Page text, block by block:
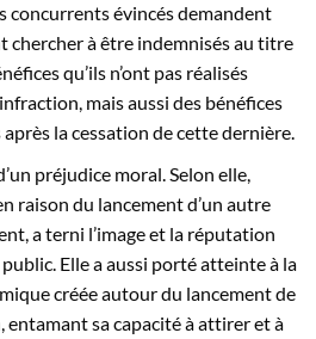
concurrents évincés demandent
chercher à être indemnisés au titre
qu’ils n’ont pas réalisés
mais aussi des bénéfices
la cessation de cette dernière.
préjudice moral. Selon elle,
raison du lancement d’un autre
a terni l’image et la réputation
Elle a aussi porté atteinte à la
créée autour du lancement de
entamant sa capacité à attirer et à